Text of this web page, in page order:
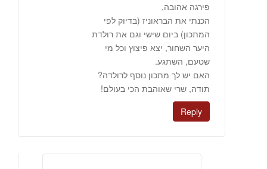
פירגה אהובה,
הכנתי את הבראוניז (בדיוק לפי
המתכון) ביום שישי וגם את רולדת
היער השחור, יצא פיצוץ וכל מי
שטעם, השתגע.
האם יש לך מתכון נוסף לרולדה?
תודה, שרי שאוהבת הכי בעולם!
Reply